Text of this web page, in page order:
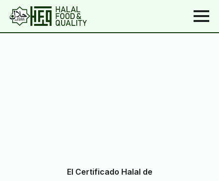
El Certificado Halal de